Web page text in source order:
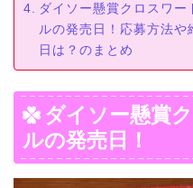
ダイソー懸賞クロスワー
ルの発売日！応募方法や
日は？のまとめ
ダイソー懸賞
ルの発売日！